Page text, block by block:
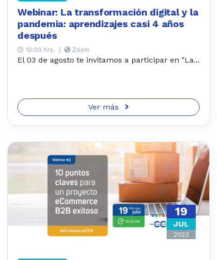
Webinar: La transformación digital y la
pandemia: aprendizajes casi 4 años
después
10:00 hrs. Zoom
El 03 de agosto te invitamos a participar en "La...
Ver más
19
JUL
2023